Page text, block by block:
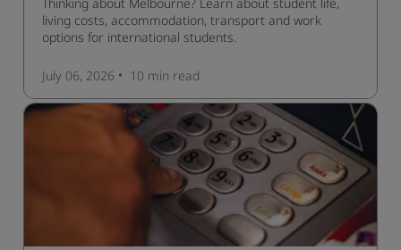
living costs, accommodation, transport and work
options for international students.
July 06, 2026 10 min read